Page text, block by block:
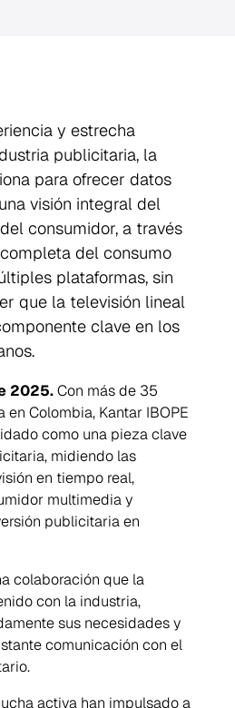
y estrecha
publicitaria, la
para ofrecer datos
visión integral del
consumidor, a través
del consumo
plataformas, sin
que la televisión lineal
clave en los
2025.Con más de 35
en Colombia, Kantar IBOPE
como una pieza clave
midiendo las
en tiempo real,
multimedia y
publicitaria en
colaboración que la
con la industria,
sus necesidades y
comunicación con el
activa han impulsado a